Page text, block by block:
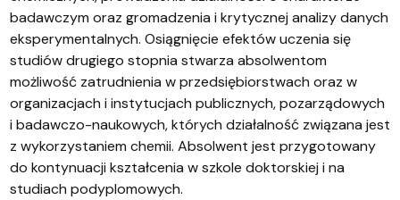
badawczym oraz gromadzenia i krytycznej analizy danych
eksperymentalnych. Osiągnięcie efektów uczenia się
studiów drugiego stopnia stwarza absolwentom
możliwość zatrudnienia w przedsiębiorstwach oraz w
organizacjach i instytucjach publicznych, pozarządowych
i badawczo-naukowych, których działalność związana jest
z wykorzystaniem chemii. Absolwent jest przygotowany
do kontynuacji kształcenia w szkole doktorskiej i na
studiach podyplomowych.